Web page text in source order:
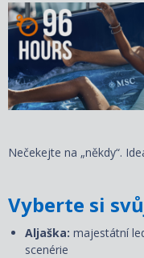
Nečekejte na „někdy“.
Vyberte si
Aljaška: majestátní
scenérie